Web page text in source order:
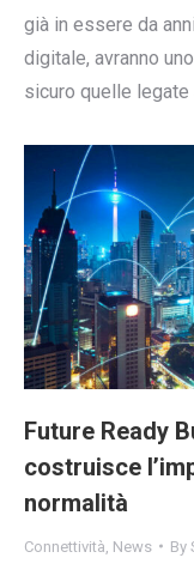
già in essere da
digitale, avranno
sicuro quelle legate
Future Ready
costruisce
normalità
Connettività News By